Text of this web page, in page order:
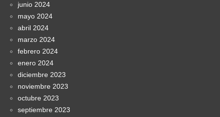
junio 2024
mayo 2024
abril 2024
marzo 2024
febrero 2024
enero 2024
diciembre 2023
noviembre 2023
octubre 2023
septiembre 2023